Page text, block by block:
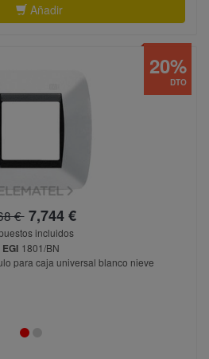
Añadir
€7,744 €
incluidos
EGI 1801/BN
para caja universal blanco nieve
DTO
20%